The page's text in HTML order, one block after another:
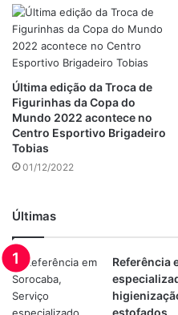
Última edição da Troca de
Figurinhas da Copa do
Mundo 2022 acontece no
Centro Esportivo Brigadeiro
Tobias
01/12/2022
Últimas
Referência
estofados